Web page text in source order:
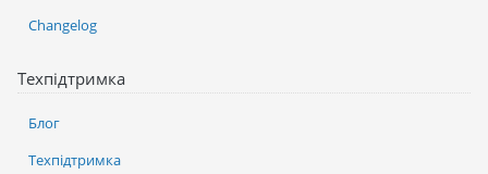
Changelog
Техпідтримка
Блог
Техпідтримка